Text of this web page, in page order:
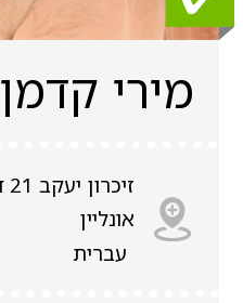
מירי קדמן
זיכרון יעקב 21 דירה 3, פתח תקווה
אונליין
עברית